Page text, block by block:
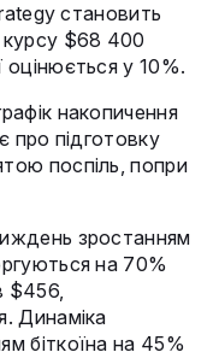
становить
$68 400
оцінюється у 10%.
накопичення
про підготовку
поспіль, попри
зростанням
на 70%
$456,
Динаміка
біткоїна на 45%